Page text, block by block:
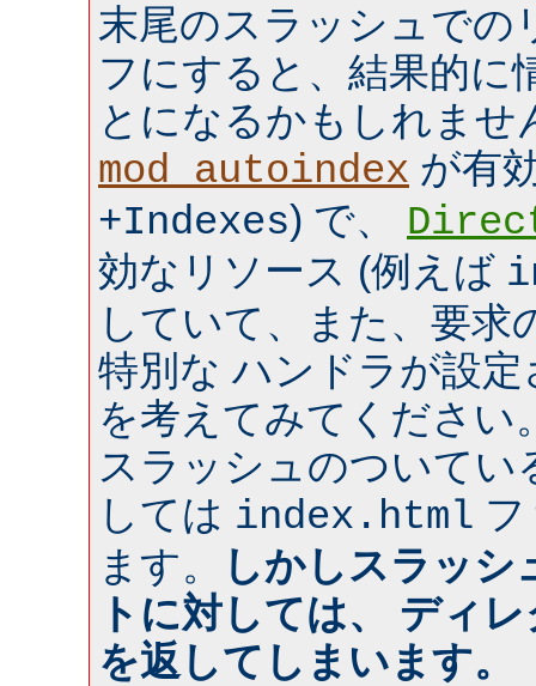
末尾のスラッシュでの
フにすると、結果的に
とになるかもしれませ
mod_autoindex が有
+Indexes) で、
効なリソース (例えば
していて、また、要求
特別な ハンドラが設
を考えてみてください
スラッシュのついてい
しては index.html
ます。
しかしスラッシ
トに対しては、 ディ
を返してしまいます。